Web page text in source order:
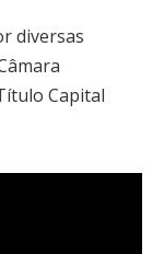
diversas
Capital